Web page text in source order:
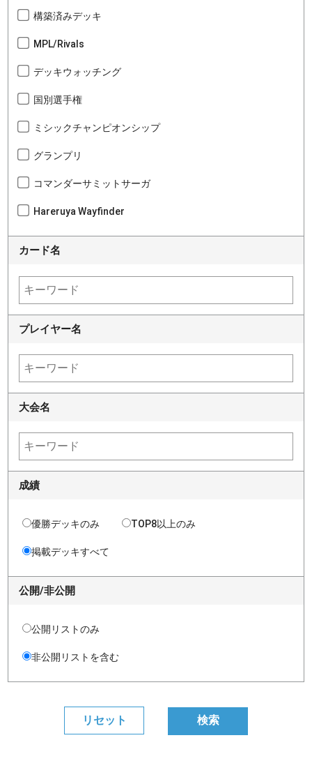
構築済みデッキ
MPL/Rivals
デッキウォッチング
国別選手権
ミシックチャンピオンシップ
グランプリ
コマンダーサミットサーガ
Hareruya Wayfinder
カード名
プレイヤー名
大会名
成績
優勝デッキのみ TOP8以上のみ
掲載デッキすべて
公開/非公開
公開リストのみ
非公開リストを含む